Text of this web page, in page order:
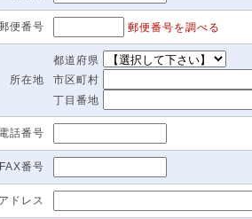
便番号 郵便番号を調べる
所在地
都道府県
市区町村
丁目番地
話番号
FAX番号
ドレス